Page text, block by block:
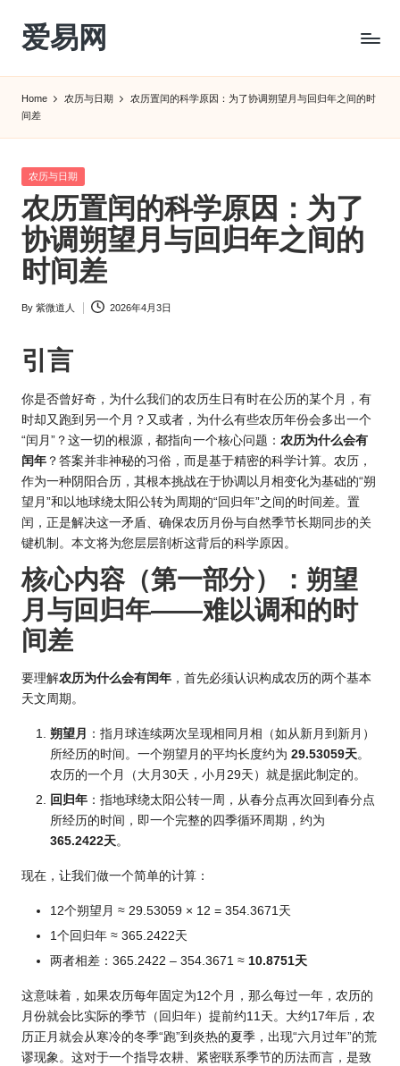
Skip
content
爱易网
阳
农
历
阴
历
查
询
Home 农历与日期
农历置闰的科学原因：为了协调朔望月与回归年之间的时
间差
Posted
农历与日期
农历置闰的科学原因：为了
协调朔望月与回归年之间的
时间差
Posted
By 紫微道人 2026年4月3日
引言
你是否曾好奇，为什么我们的农历生日有时在公历的某个月，有
时却又跑到另一个月？又或者，为什么有些农历年份会多出一个
“闰月”？这一切的根源，都指向一个核心问题： 农历为什么会有
闰年 ？答案并非神秘的习俗，而是基于精密的科学计算。农历，
作为一种阴阳合历，其根本挑战在于协调以月相变化为基础的“朔
望月”和以地球绕太阳公转为周期的“回归年”之间的时间差。置
闰，正是解决这一矛盾、确保农历月份与自然季节长期同步的关
键机制。本文将为您层层剖析这背后的科学原因。
核心内容（第一部分）：朔望
月与回归年——难以调和的时
间差
要理解农历为什么会有闰年 ，首先必须认识构成农历的两个基本
天文周期。
朔望月
：指月球连续两次呈现相同月相（如从新月到新月）
所经历的时间。一个朔望月的平均长度约为 29.53059天。
农历的一个月（大月30天，小月29天）就是据此制定的。
回归年 ：指地球绕太阳公转一周，从春分点再次回到春分点
所经历的时间，即一个完整的四季循环周期，约为
365.2422天。
现在，让我们做一个简单的计算：
12个朔望月 ≈ 29.53059 × 12 = 354.3671天
1个回归年 ≈ 365.2422天
两者相差：365.2422 – 354.3671 ≈ 10.8751天
这意味着，如果农历每年固定为12个月，那么每过一年，农历的
月份就会比实际的季节（回归年）提前约11天。大约17年后，农
历正 月就会从寒冷的冬季“跑”到炎热的夏季，出现“六月过年”的荒
谬现象。这对于一个指导农耕、紧密联系季节的历法而言，是致